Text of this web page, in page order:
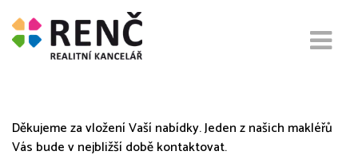
Děkujeme za vložení Vaší nabídky. Jeden z našich makléřů
Vás bude v nejbližší době kontaktovat.